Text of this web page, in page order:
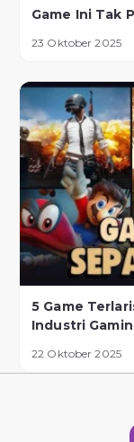
Game Ini Tak
23 Oktober 2025
5 Game
Industri
22 Oktober 2025